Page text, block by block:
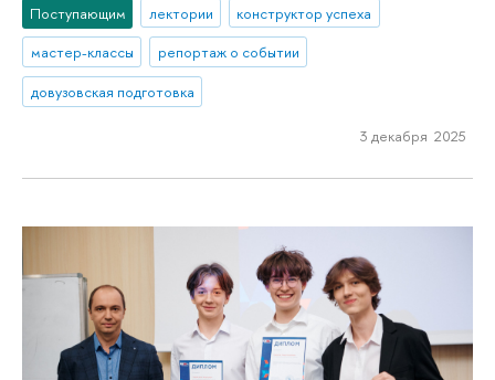
Поступающим лектории
конструктор успеха
мастер-классы
репортаж о событии
довузовская подготовка
3 декабря 2025